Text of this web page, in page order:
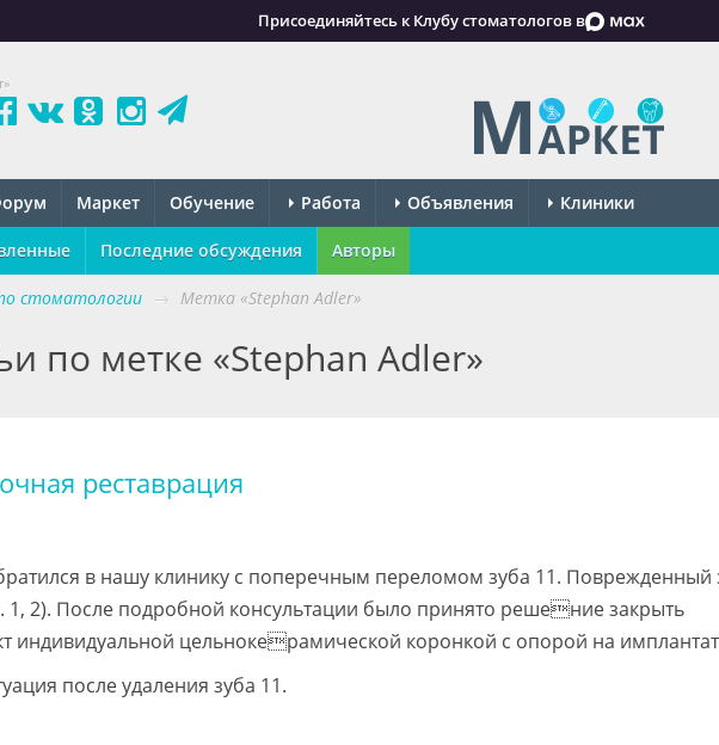
Присоединяйтесь к Клубу стоматологов в
Маркет Обучение Работа Объявления Клиники
Последние обсуждения Авторы
стоматологии → Метка «Stephan Adler»
по метке «Stephan Adler»
реставрация
в нашу клинику с поперечным переломом зуба 11. Поврежденный
1, 2). После подробной консультации было принято решение закрыть
индивидуальной цельнокерамической коронкой с опорой на
после удаления зуба 11.